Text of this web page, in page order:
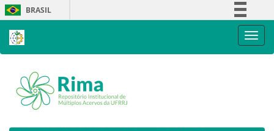
Skip
navigation
BRASIL